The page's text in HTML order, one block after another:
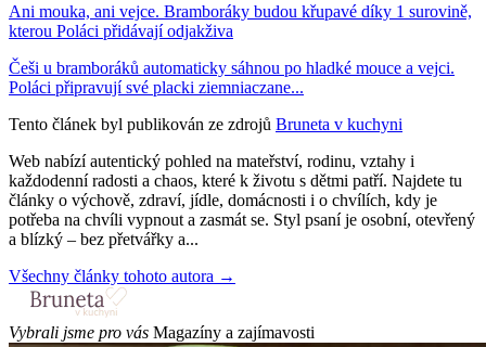
Ani mouka, ani vejce. Bramboráky budou křupavé díky 1 surovině,
kterou Poláci přidávají odjakživa
Češi u bramboráků automaticky sáhnou po hladké mouce a vejci.
Poláci připravují své placki ziemniaczane...
Tento článek byl publikován ze zdrojů Bruneta v kuchyni
Web nabízí autentický pohled na mateřství, rodinu, vztahy i
každodenní radosti a chaos, které k životu s dětmi patří. Najdete tu
články o výchově, zdraví, jídle, domácnosti i o chvílích, kdy je
potřeba na chvíli vypnout a zasmát se. Styl psaní je osobní, otevřený
a blízký – bez přetvářky a...
Všechny články tohoto autora →
Vybrali jsme pro vás Magazíny a zajímavosti